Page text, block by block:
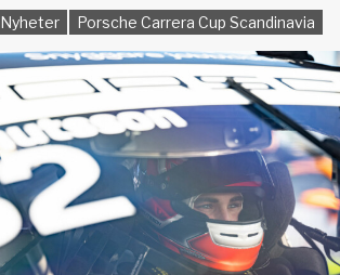
Nyheter Porsche Carrera Cup Scandinavia